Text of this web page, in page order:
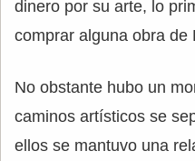
dinero por su arte, lo
comprar alguna obra de
No obstante hubo un
caminos artísticos se
ellos se mantuvo una